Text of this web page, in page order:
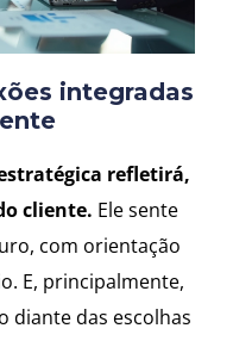
integradas
refletirá,
cliente. Ele sente
com orientação
E, principalmente,
diante das escolhas